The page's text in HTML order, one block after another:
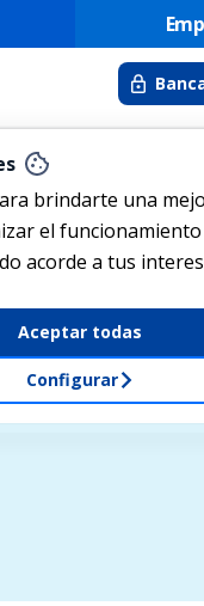
brindarte una
el
acorde a tus
Aceptar todas
Configurar
desde y hacia